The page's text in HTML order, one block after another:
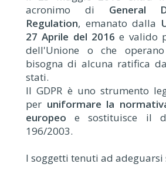
acronimo di General
Regulation, emanato dalla
27 Aprile del 2016 e valido
dell'Unione o che
bisogna di alcuna ratifica
stati.
Il GDPR è uno strumento
per uniformare la
europeo e sostituisce il
196/2003.
I soggetti tenuti ad adeguarsi